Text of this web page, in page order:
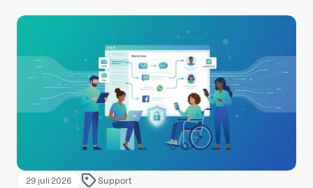
29 juli 2026 Support